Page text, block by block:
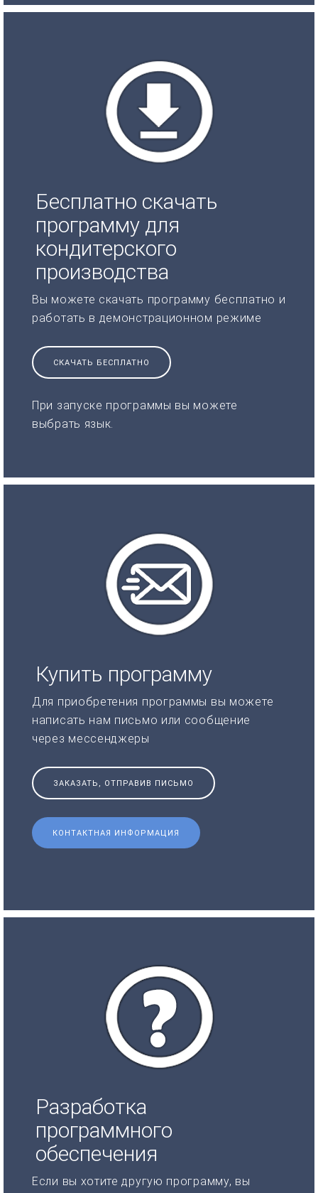
Бесплатно скачать
программу для
кондитерского
производства
Вы можете скачать программу бесплатно и
работать в демонстрационном режиме
СКАЧАТЬ БЕСПЛАТНО
При запуске программы вы можете
выбрать язык.
Купить программу
Для приобретения программы вы можете
написать нам письмо или сообщение
через мессенджеры
ЗАКАЗАТЬ, ОТПРАВИВ ПИСЬМО
КОНТАКТНАЯ ИНФОРМАЦИЯ
Разработка
программного
обеспечения
Если вы хотите другую программу, вы